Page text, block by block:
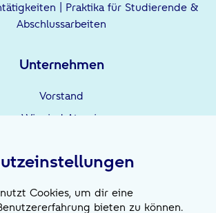
Cookies, um dir eine
bieten zu können.
| Praktika für Studierende &
Abschlussarbeiten
Unternehmen
Vorstand
Wir sind Atruvia